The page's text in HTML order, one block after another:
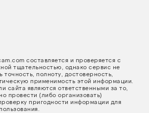
составляется и проверяется с
тщательностью, однако сервис не
точность, полноту, достоверность,
применимость этой информации.
сайта являются ответственными за то,
провести (либо организовать)
пригодности информации для